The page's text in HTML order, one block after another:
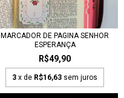
MARCADOR DE PAGINA SENHOR
ESPERANÇA
R$49,90
3 x de R$16,63 sem juros